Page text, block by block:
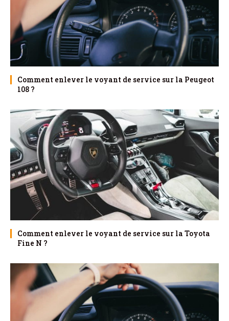
Comment enlever le voyant de service sur la Peugeot
108 ?
Comment enlever le voyant de service sur la Toyota
Fine N ?